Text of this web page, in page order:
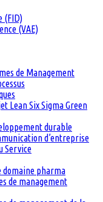
(FID)
(VAE)
de Management
Lean Six Sigma Green
durable
d’entreprise
Service
domaine pharma
de management